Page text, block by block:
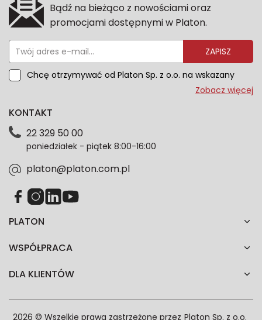
Bądź na bieżąco z nowościami oraz
promocjami dostępnymi w Platon.
ZAPISZ
Chcę otrzymywać od Platon Sp. z o.o. na wskazany
przeze mnie adres e-mail informacje marketingowe
dotyczące danych osobowych znajdziesz w naszej
każdym czasie. Wycofanie zgody nie wpłynie na
zgodność z prawem przetwarzania dokonanego przed
Zobacz więcej
PLATON
WSPÓŁPRACA
DLA KLIENTÓW
KONTAKT
22 329 50 00
poniedziałek - piątek 8:00-16:00
platon@platon.com.pl
2026 © Wszelkie prawa zastrzeżone przez Platon Sp. z o.o.